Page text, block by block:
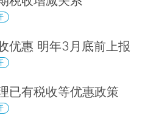
优惠 明年3月底前上报
已有税收等优惠政策